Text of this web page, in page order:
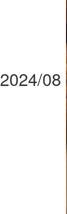
2024/08